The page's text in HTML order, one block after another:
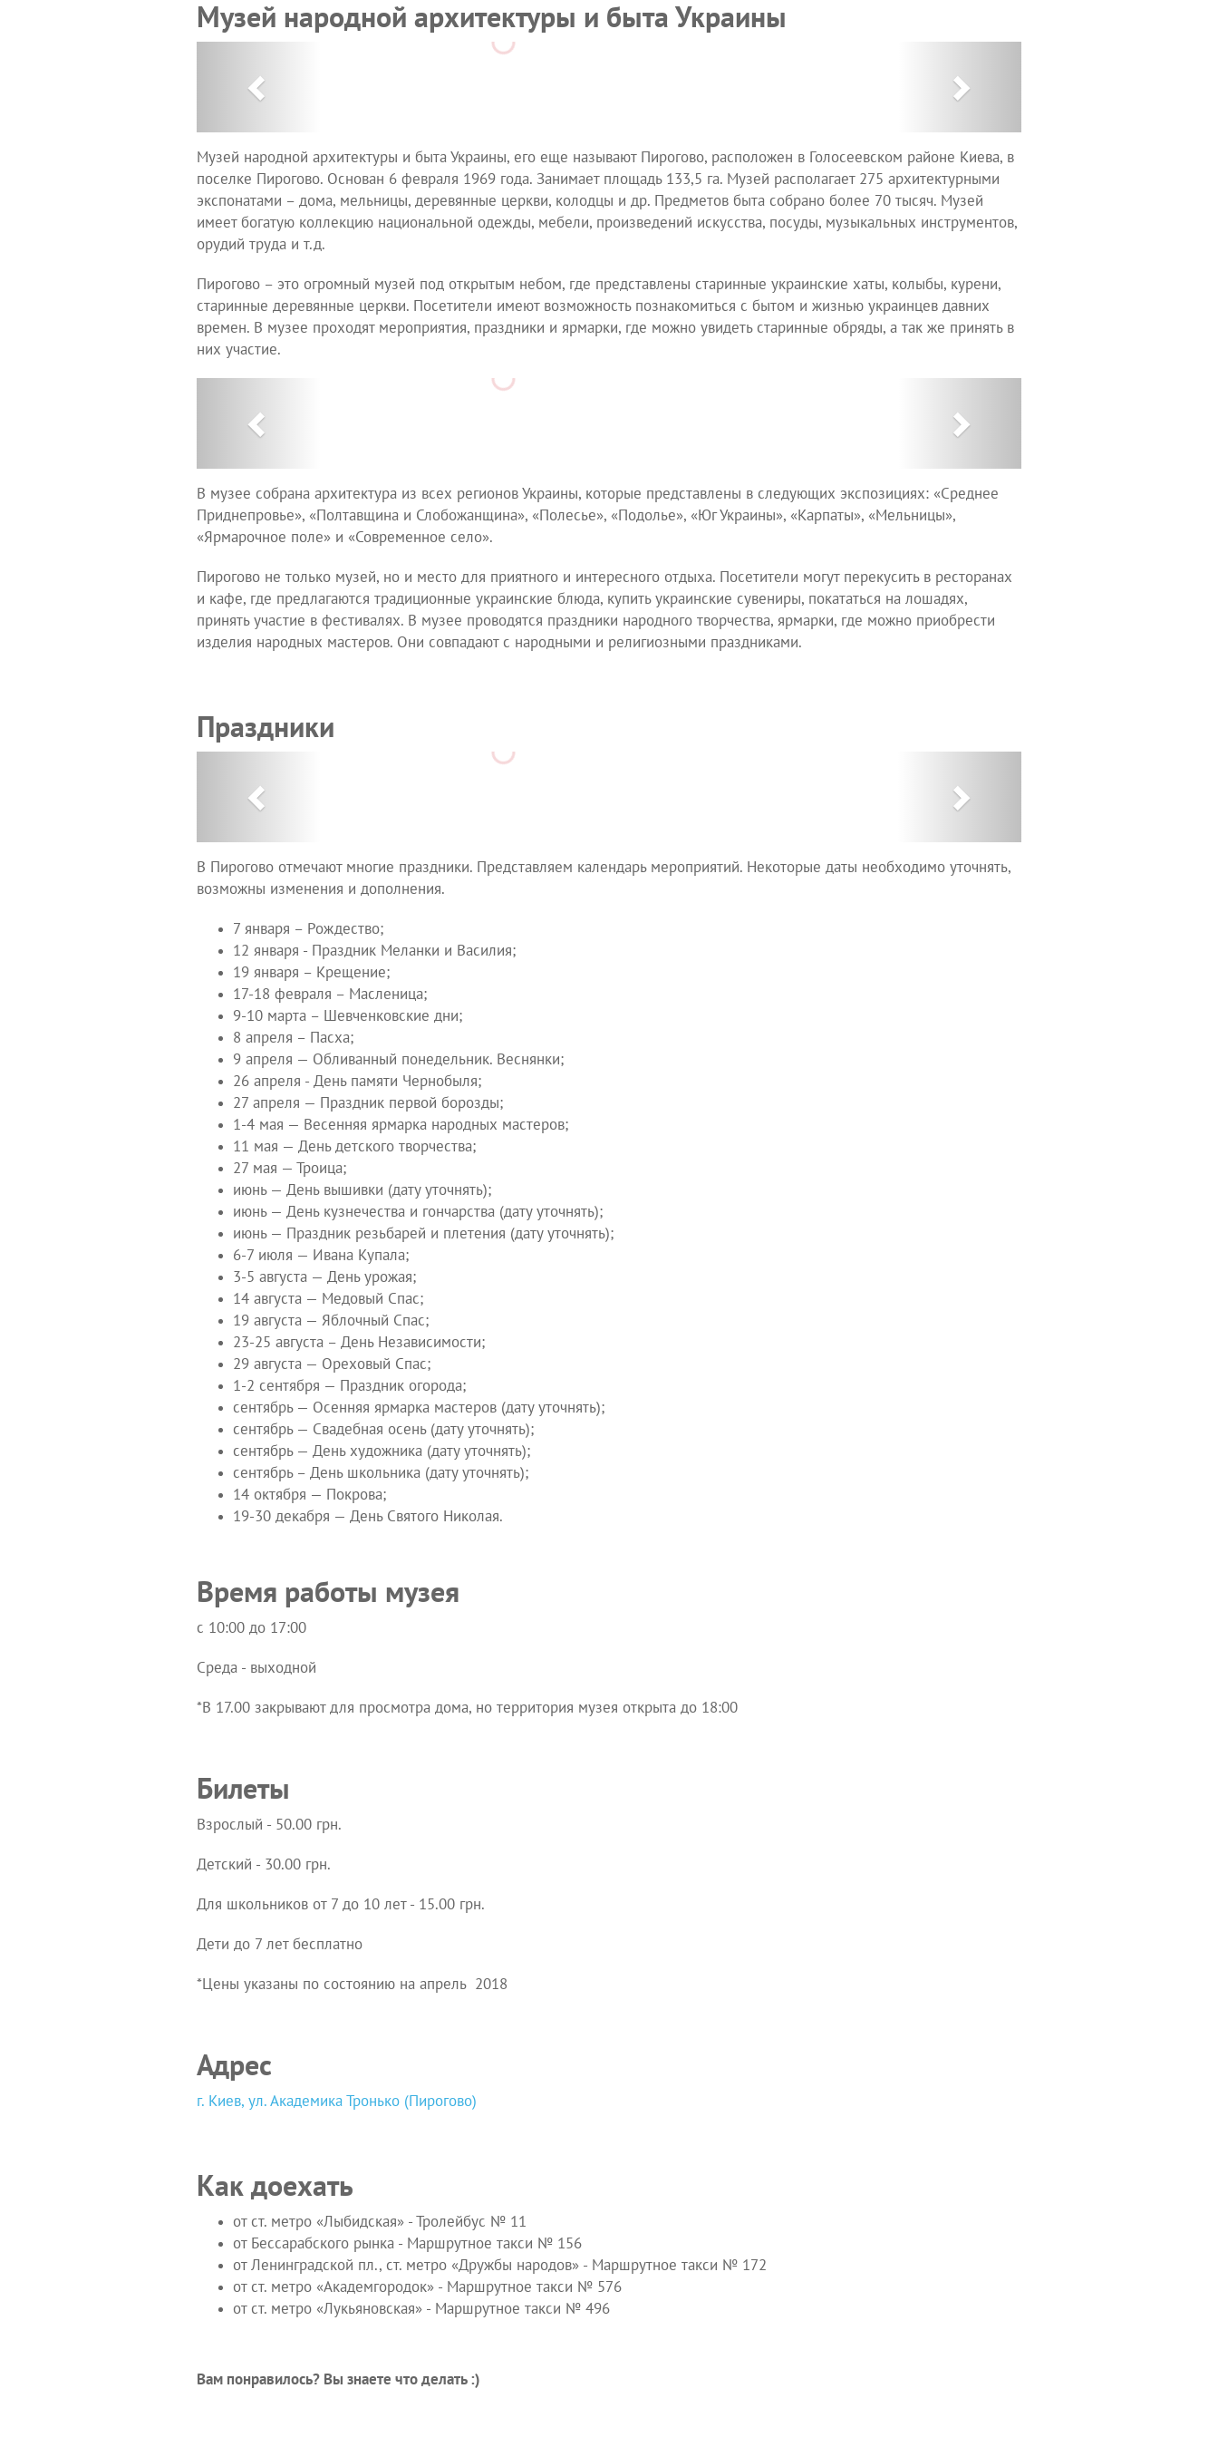
Музей народной архитектуры и быта Украины
Музей народной архитектуры и быта Украины, его еще называют Пирогово, расположен в Голосеевском районе Киева, в
поселке Пирогово. Основан 6 февраля 1969 года. Занимает площадь 133,5 га. Музей располагает 275 архитектурными
экспонатами – дома, мельницы, деревянные церкви, колодцы и др. Предметов быта собрано более 70 тысяч. Музей
имеет богатую коллекцию национальной одежды, мебели, произведений искусства, посуды, музыкальных инструментов,
орудий труда и т.д.
Пирогово – это огромный музей под открытым небом, где представлены старинные украинские хаты, колыбы, курени,
старинные деревянные церкви. Посетители имеют возможность познакомиться с бытом и жизнью украинцев давних
времен. В музее проходят мероприятия, праздники и ярмарки, где можно увидеть старинные обряды, а так же принять в
них участие.
В музее собрана архитектура из всех регионов Украины, которые представлены в следующих экспозициях: «Среднее
Приднепровье», «Полтавщина и Слобожанщина», «Полесье», «Подолье», «Юг Украины», «Карпаты», «Мельницы»,
«Ярмарочное поле» и «Современное село».
Пирогово не только музей, но и место для приятного и интересного отдыха. Посетители могут перекусить в ресторанах
и кафе, где предлагаются традиционные украинские блюда, купить украинские сувениры, покататься на лошадях,
принять участие в фестивалях. В музее проводятся праздники народного творчества, ярмарки, где можно приобрести
изделия народных мастеров. Они совпадают с народными и религиозными праздниками.
Праздники
В Пирогово отмечают многие праздники. Представляем календарь мероприятий. Некоторые даты необходимо уточнять,
возможны изменения и дополнения.
7 января – Рождество;
12 января - Праздник Меланки и Василия;
19 января – Крещение;
17-18 февраля – Масленица;
9-10 марта – Шевченковские дни;
8 апреля – Пасха;
9 апреля — Обливанный понедельник. Веснянки;
26 апреля - День памяти Чернобыля;
27 апреля — Праздник первой борозды;
1-4 мая — Весенняя ярмарка народных мастеров;
11 мая — День детского творчества;
27 мая — Троица;
июнь — День вышивки (дату уточнять);
июнь — День кузнечества и гончарства (дату уточнять);
июнь — Праздник резьбарей и плетения (дату уточнять);
6-7 июля — Ивана Купала;
3-5 августа — День урожая;
14 августа — Медовый Спас;
19 августа — Яблочный Спас;
23-25 августа – День Независимости;
29 августа — Ореховый Спас;
1-2 сентября — Праздник огорода;
сентябрь — Осенняя ярмарка мастеров (дату уточнять);
сентябрь — Свадебная осень (дату уточнять);
сентябрь — День художника (дату уточнять);
сентябрь – День школьника (дату уточнять);
14 октября — Покрова;
19-30 декабря — День Святого Николая.
Время работы музея
с 10:00 до 17:00
Среда - выходной
*В 17.00 закрывают для просмотра дома, но территория музея открыта до 18:00
Билеты
Взрослый - 50.00 грн.
Детский - 30.00 грн.
Для школьников от 7 до 10 лет - 15.00 грн.
Дети до 7 лет бесплатно
*Цены указаны по состоянию на апрель 2018
Адрес
г. Киев, ул. Академика Тронько (Пирогово)
Как доехать
от ст. метро «Лыбидская» - Тролейбус № 11
от Бессарабского рынка - Маршрутное такси № 156
от Ленинградской пл., ст. метро «Дружбы народов» - Маршрутное такси № 172
от ст. метро «Академгородок» - Маршрутное такси № 576
от ст. метро «Лукьяновская» - Маршрутное такси № 496
Вам понравилось? Вы знаете что делать :)